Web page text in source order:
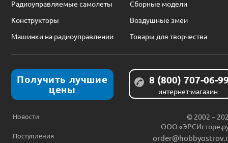
Радиоуправляемые самолеты
Сборные модели
Конструкторы
Воздушные змеи
Машинки на радиоуправлении
Товары для творчества
Получить лучшие
цены
8 (800) 707-06-
интернет-магазин
Новости
Поступления
© 2002 –
ООО